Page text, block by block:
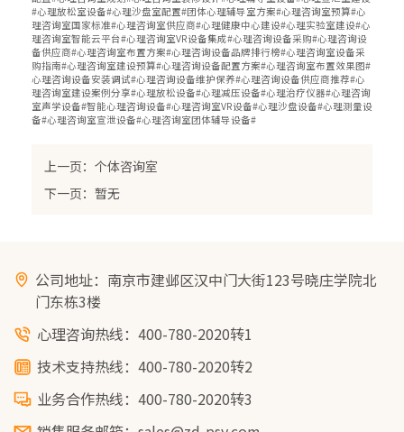
#心理放松室设备#心理沙盘室配置#团体心理辅导室方案#心理咨询室预算#心
理咨询室国家标准#心理咨询室供应商#心理健康中心建设#心理实验室建设#心
理咨询室智能云平台#心理咨询室VR设备集成#心理咨询设备采购#心理咨询设
备供应商#心理咨询室布置方案#心理咨询设备品牌排行榜#心理咨询室设备采
购指南#心理咨询室建设预算#心理咨询设备配置方案#心理咨询室布置效果图#
心理咨询设备安装调试#心理咨询设备维护保养#心理咨询设备供应商推荐#心
理咨询室建设案例分享#心理放松设备#心理减压设备#心理治疗仪器#心理咨询
室声学设备#智能心理咨询设备#心理咨询室VR设备#心理沙盘设备#心理测量设
备#心理咨询室宣泄设备#心理咨询室团体辅导设备#
上一页：个体咨询室
下一页：暂无
公司地址：南京市建邺区汉中门大街123号晓庄学院北
门东栋3楼
心理咨询热线：400-780-2020转1
技术支持热线：400-780-2020转2
业务合作热线：400-780-2020转3